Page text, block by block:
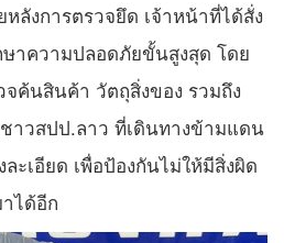
ลังการตรวจยึด เจ้าหน้าที่ได้สั่ง
าความปลอดภัยขั้นสูงสุด โดย
ค้นสินค้า วัตถุสิ่งของ รวมถึง
าวสปป.ลาว ที่เดินทางข้ามแดน
ะเอียด เพื่อป้องกันไม่ให้มีสิ่งผิด
ได้อีก